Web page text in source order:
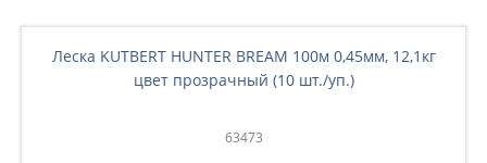
Леска KUTBERT HUNTER BREAM 100м 0,45мм, 12,1кг
цвет прозрачный (10 шт./уп.)
63473